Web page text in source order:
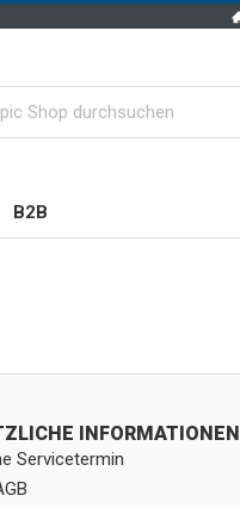
B2B
INFORMATIONEN
Servicetermin